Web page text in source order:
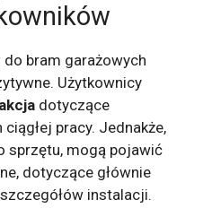
bram garażowych
Użytkownicy
dotyczące
pracy. Jednakże,
sprzętu, mogą pojawić
dotyczące głównie
instalacji.